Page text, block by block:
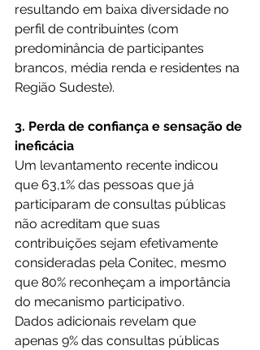
resultando em baixa diversidade no
perfil de contribuintes (com
predominância de participantes
brancos, média renda e residentes na
Região Sudeste).
3. Perda de confiança e sensação de
ineficácia
Um levantamento recente indicou
que 63,1% das pessoas que já
participaram de consultas públicas
não acreditam que suas
contribuições sejam efetivamente
consideradas pela Conitec, mesmo
que 80% reconheçam a importância
do mecanismo participativo.
Dados adicionais revelam que
apenas 9% das consultas públicas